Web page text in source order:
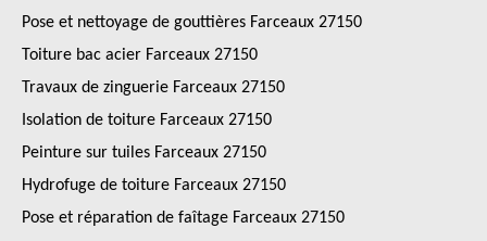
Pose et nettoyage de gouttières Farceaux 27150
Toiture bac acier Farceaux 27150
Travaux de zinguerie Farceaux 27150
Isolation de toiture Farceaux 27150
Peinture sur tuiles Farceaux 27150
Hydrofuge de toiture Farceaux 27150
Pose et réparation de faîtage Farceaux 27150